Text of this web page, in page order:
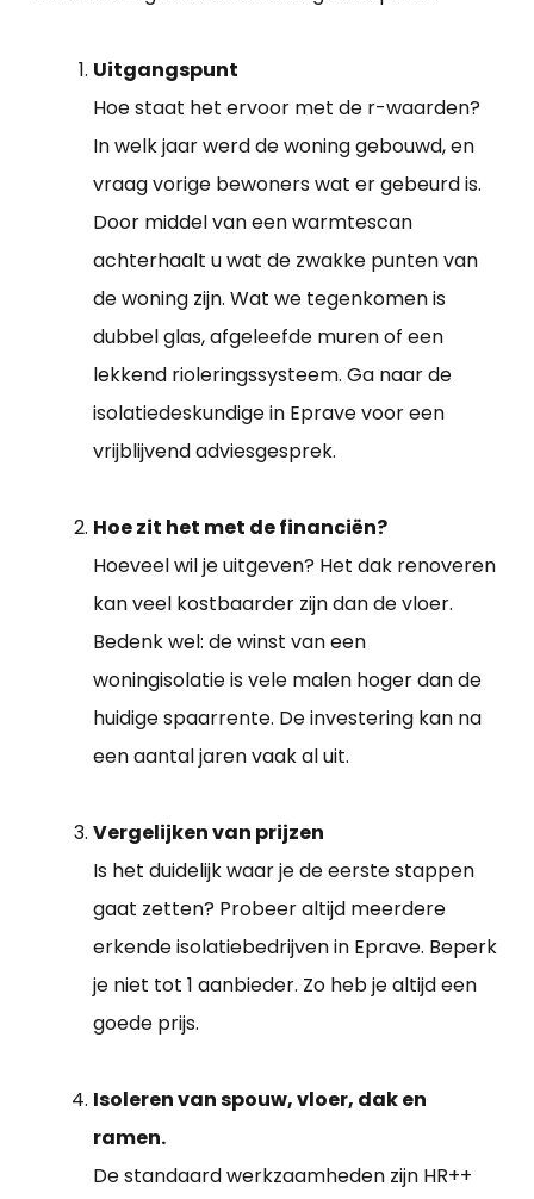
Uitgangspunt
Hoe staat het ervoor met de r-waarden?
In welk jaar werd de woning gebouwd, en
vraag vorige bewoners wat er gebeurd is.
Door middel van een warmtescan
achterhaalt u wat de zwakke punten van
de woning zijn. Wat we tegenkomen is
dubbel glas, afgeleefde muren of een
lekkend rioleringssysteem. Ga naar de
isolatiedeskundige in Eprave voor een
vrijblijvend adviesgesprek.
Hoe zit het met de financiën?
Hoeveel wil je uitgeven? Het dak renoveren
kan veel kostbaarder zijn dan de vloer.
Bedenk wel: de winst van een
woningisolatie is vele malen hoger dan de
huidige spaarrente. De investering kan na
een aantal jaren vaak al uit.
Vergelijken van prijzen
Is het duidelijk waar je de eerste stappen
gaat zetten? Probeer altijd meerdere
erkende isolatiebedrijven in Eprave. Beperk
je niet tot 1 aanbieder. Zo heb je altijd een
goede prijs.
Isoleren van spouw, vloer, dak en
ramen.
De standaard werkzaamheden zijn HR++